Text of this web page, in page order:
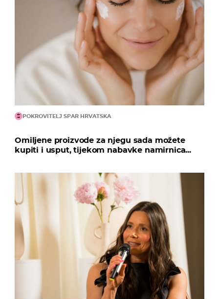
POKROVITELJ SPAR HRVATSKA
Omiljene proizvode za njegu sada možete
kupiti i usput, tijekom nabavke namirnica...